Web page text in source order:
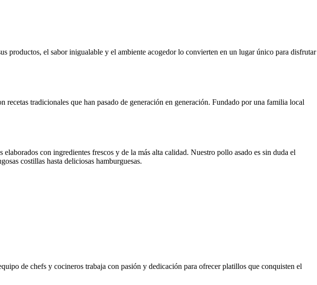
productos, el sabor inigualable y el ambiente acogedor lo convierten en un lugar único para disfrutar
recetas tradicionales que han pasado de generación en generación. Fundado por una familia local
con ingredientes frescos y de la más alta calidad. Nuestro pollo asado es sin duda el
costillas hasta deliciosas hamburguesas.
de chefs y cocineros trabaja con pasión y dedicación para ofrecer platillos que conquisten el